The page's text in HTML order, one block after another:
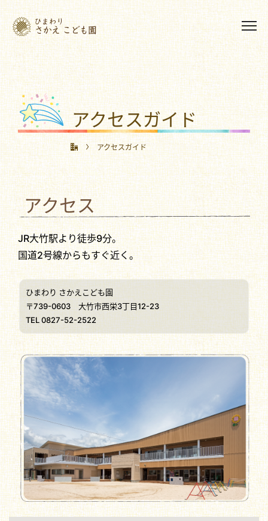
アクセスガイド
アクセスガイド
アクセス
JR大竹駅より徒歩9分。
国道2号線からもすぐ近く。
ひまわり さかえこども園
〒739-0603 大竹市西栄3丁目12-23
TEL 0827-52-2522